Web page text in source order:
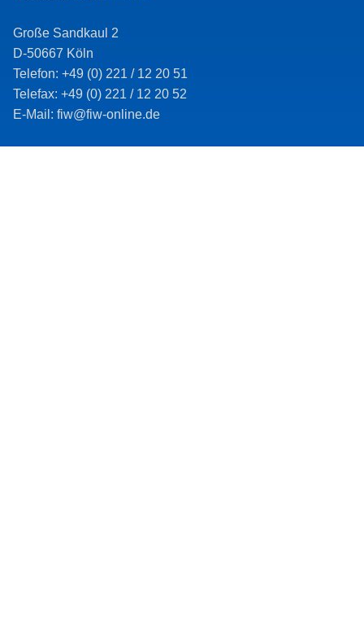
Große Sandkaul 2
D-50667 Köln
Telefon: +49 (0) 221 / 12 20 51
Telefax: +49 (0) 221 / 12 20 52
E-Mail: fiw@fiw-online.de